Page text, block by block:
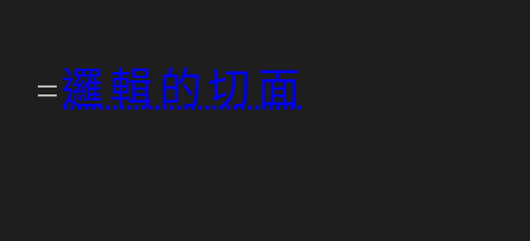
邏輯的切面